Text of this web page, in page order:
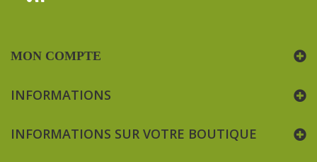
MON COMPTE
INFORMATIONS
INFORMATIONS SUR VOTRE BOUTIQUE